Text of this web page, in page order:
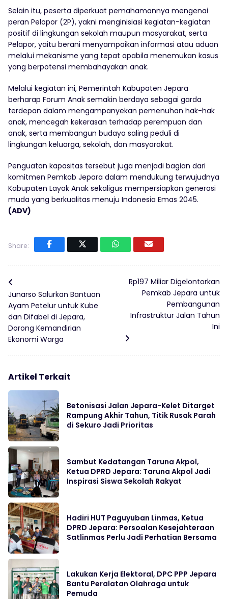
Selain itu, peserta diperkuat pemahamannya mengenai
peran Pelopor (2P), yakni menginisiasi kegiatan-kegiatan
positif di lingkungan sekolah maupun masyarakat, serta
Pelapor, yaitu berani menyampaikan informasi atau aduan
melalui mekanisme yang tepat apabila menemukan kasus
yang berpotensi membahayakan anak.
Melalui kegiatan ini, Pemerintah Kabupaten Jepara
berharap Forum Anak semakin berdaya sebagai garda
terdepan dalam mengampanyekan pemenuhan hak-hak
anak, mencegah kekerasan terhadap perempuan dan
anak, serta membangun budaya saling peduli di
lingkungan keluarga, sekolah, dan masyarakat.
Penguatan kapasitas tersebut juga menjadi bagian dari
komitmen Pemkab Jepara dalam mendukung terwujudnya
Kabupaten Layak Anak sekaligus mempersiapkan generasi
muda yang berkualitas menuju Indonesia Emas 2045.
(ADV)
Share:
Junarso Salurkan Bantuan
Ayam Petelur untuk Kube
dan Difabel di Jepara,
Dorong Kemandirian
Ekonomi Warga
Rp197 Miliar Digelontorkan
Pemkab Jepara untuk
Pembangunan
Infrastruktur Jalan Tahun
Ini
Artikel Terkait
Betonisasi Jalan Jepara-Kelet Ditarget
Rampung Akhir Tahun, Titik Rusak Parah
di Sekuro Jadi Prioritas
Sambut Kedatangan Taruna Akpol,
Ketua DPRD Jepara: Taruna Akpol Jadi
Inspirasi Siswa Sekolah Rakyat
Hadiri HUT Paguyuban Linmas, Ketua
DPRD Jepara: Persoalan Kesejahteraan
Satlinmas Perlu Jadi Perhatian Bersama
Lakukan Kerja Elektoral, DPC PPP Jepara
Bantu Peralatan Olahraga untuk
Pemuda